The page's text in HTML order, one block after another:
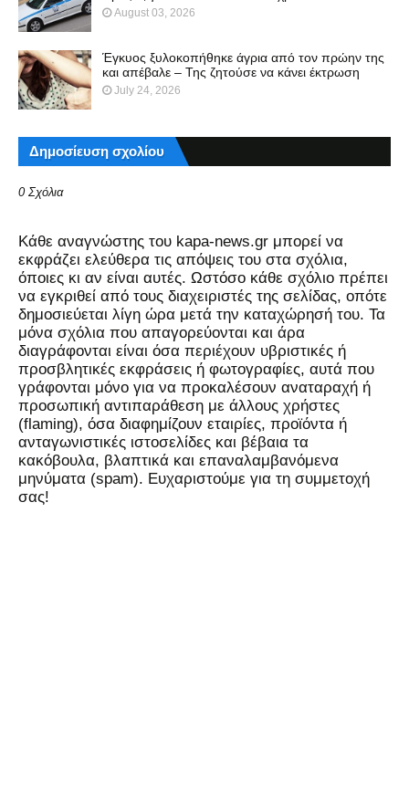
August 03, 2026
Έγκυος ξυλοκοπήθηκε άγρια από τον πρώην της
και απέβαλε – Της ζητούσε να κάνει έκτρωση
July 24, 2026
Δημοσίευση σχολίου
0 Σχόλια
Kάθε αναγνώστης του kapa-news.gr μπορεί να
εκφράζει ελεύθερα τις απόψεις του στα σχόλια,
όποιες κι αν είναι αυτές. Ωστόσο κάθε σχόλιο πρέπει
να εγκριθεί από τους διαχειριστές της σελίδας, οπότε
δημοσιεύεται λίγη ώρα μετά την καταχώρησή του. Τα
μόνα σχόλια που απαγορεύονται και άρα
διαγράφονται είναι όσα περιέχουν υβριστικές ή
προσβλητικές εκφράσεις ή φωτογραφίες, αυτά που
γράφονται μόνο για να προκαλέσουν αναταραχή ή
προσωπική αντιπαράθεση με άλλους χρήστες
(flaming), όσα διαφημίζουν εταιρίες, προϊόντα ή
ανταγωνιστικές ιστοσελίδες και βέβαια τα
κακόβουλα, βλαπτικά και επαναλαμβανόμενα
μηνύματα (spam). Ευχαριστούμε για τη συμμετοχή
σας!